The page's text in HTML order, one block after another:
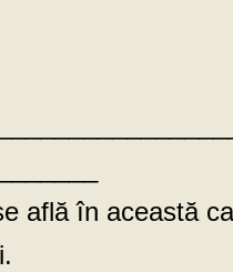
află în această